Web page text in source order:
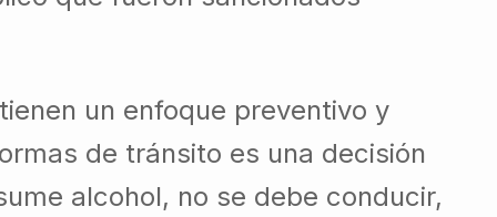
un enfoque preventivo y
de tránsito es una decisión
alcohol, no se debe conducir,